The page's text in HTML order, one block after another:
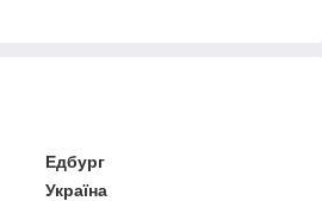
Едбург
Україна